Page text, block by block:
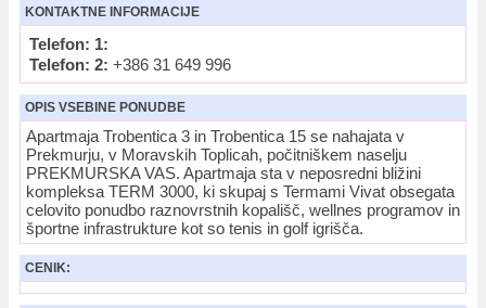
KONTAKTNE INFORMACIJE
Telefon: 1:
Telefon: 2: +386 31 649 996
OPIS VSEBINE PONUDBE
Apartmaja Trobentica 3 in Trobentica 15 se nahajata v
Prekmurju, v Moravskih Toplicah, počitniškem naselju
PREKMURSKA VAS. Apartmaja sta v neposredni bližini
kompleksa TERM 3000, ki skupaj s Termami Vivat obsegata
celovito ponudbo raznovrstnih kopališč, wellnes programov in
športne infrastrukture kot so tenis in golf igrišča.
CENIK: